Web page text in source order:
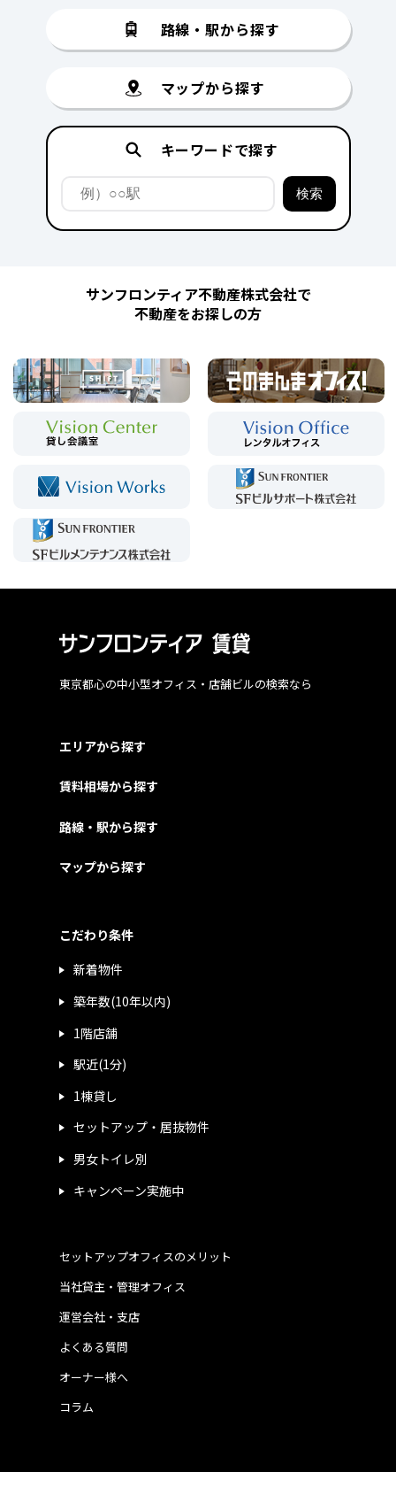
路線・駅から探す
マップから探す
キーワードで探す
サンフロンティア不動産株式会社で
不動産をお探しの方
東京都心の中小型オフィス・店舗ビルの検索なら
エリアから探す
賃料相場から探す
路線・駅から探す
マップから探す
こだわり条件
新着物件
築年数(10年以内)
1階店舗
駅近(1分)
1棟貸し
セットアップ・居抜物件
男女トイレ別
キャンペーン実施中
運営会社・支店
よくある質問
当社貸主・管理オフィス
オーナー様へ
コラム
セットアップオフィスのメリット